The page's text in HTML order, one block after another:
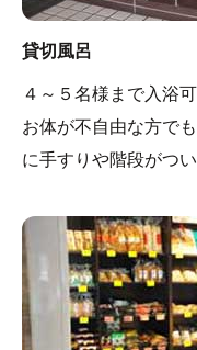
貸切風呂
４～５名様まで入浴
お体が不自由な方で
に手すりや階段がつい